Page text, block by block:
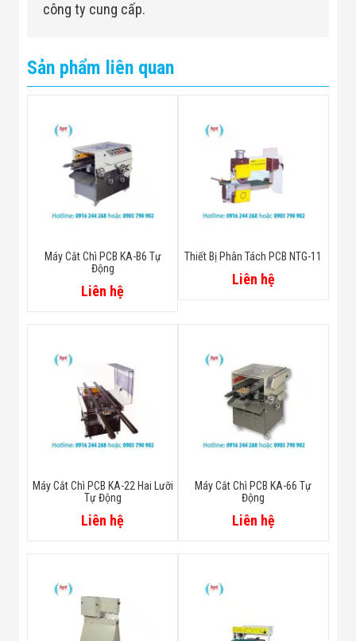
công ty cung cấp.
Sản phẩm liên quan
Máy Cắt Chì PCB KA-B6 Tự
Động
Liên hệ
Thiết Bị Phân Tách PCB NTG-11
Liên hệ
Máy Cắt Chì PCB KA-22 Hai Lưỡi
Tự Động
Liên hệ
Máy Cắt Chì PCB KA-66 Tự
Động
Liên hệ